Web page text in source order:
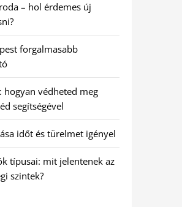
– hol érdemes új
forgalmasabb
hogyan védheted meg
segítségével
időt és türelmet igényel
típusai: mit jelentenek az
szintek?